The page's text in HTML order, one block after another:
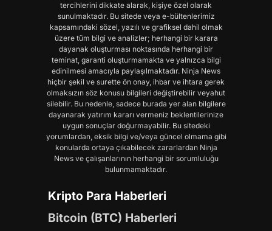
tercihlerini dikkate alarak, kişiye özel olarak
sunulmaktadır. Bu sitede veya e-bültenlerimiz
kapsamındaki sözel, yazılı ve grafiksel dahil olmak
üzere tüm bilgi ve analizler; herhangi bir karara
dayanak oluşturması noktasında herhangi bir
teminat, garanti oluşturmamakta ve yalnızca bilgi
edinilmesi amacıyla paylaşılmaktadır. Ninja News
hiçbir şekil ve surette ön onay, ihbar ve ihtara gerek
olmaksızın söz konusu bilgileri değiştirebilir veyahut
silebilir. Bu nedenle, sadece burada yer alan bilgilere
dayanarak yatırım kararı vermeniz beklentilerinize
uygun sonuçlar doğurmayabilir. Bu sitedeki
yorumlardan, eksik bilgi ve/veya güncel olmama gibi
konularda ortaya çıkabilecek zararlardan Ninja
News ve çalışanlarının herhangi bir sorumluluğu
bulunmamaktadır.
Kripto Para Haberleri
Bitcoin (BTC) Haberleri